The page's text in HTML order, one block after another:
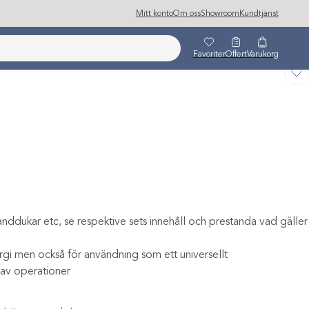
Mitt kontoOm ossShowroom Kundtjänst
FavoriterOffertVarukorg
etc, se respektive sets innehåll och prestanda vad gäller
men också för användning som ett universellt
operationer